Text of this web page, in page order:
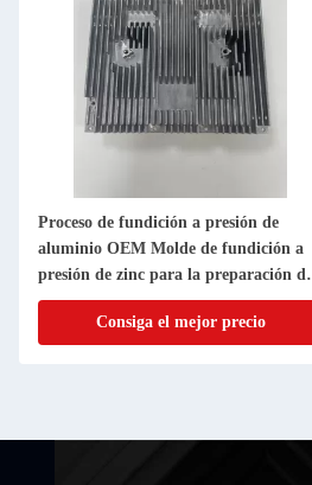
Proceso de fundición a presión de
aluminio OEM Molde de fundición a
presión de zinc para la preparación de
la superficie de desbordaje
Consiga el mejor precio